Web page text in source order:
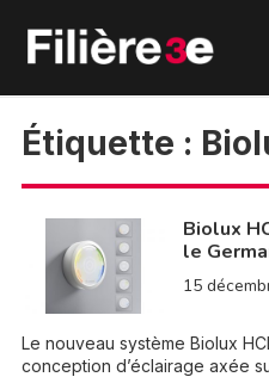
Étiquette :
Biolux
le
15
Le nouveau système Biolux
conception d’éclairage axée